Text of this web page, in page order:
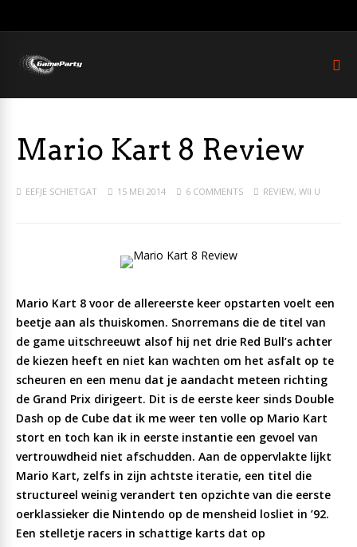
Mario Kart 8 Review
EEFJE SCHIETGAT 15 MEI 2014 6 COMMENTS REVIEW, WII U
Mario Kart 8 voor de allereerste keer opstarten voelt een
beetje aan als thuiskomen. Snorremans die de titel van
de game uitschreeuwt alsof hij net drie Red Bull’s achter
de kiezen heeft en niet kan wachten om het asfalt op te
scheuren en een menu dat je aandacht meteen richting
de Grand Prix dirigeert. Dit is de eerste keer sinds Double
Dash op de Cube dat ik me weer ten volle op Mario Kart
stort en toch kan ik in eerste instantie een gevoel van
vertrouwdheid niet afschudden. Aan de oppervlakte lijkt
Mario Kart, zelfs in zijn achtste iteratie, een titel die
structureel weinig verandert ten opzichte van die eerste
oerklassieker die Nintendo op de mensheid losliet in ’92.
Een stelletje racers in schattige karts dat op